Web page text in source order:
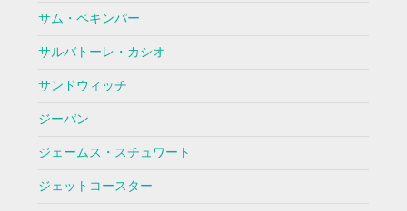
サム・ペキンパー
サルバトーレ・カシオ
サンドウィッチ
ジーパン
ジェームス・スチュワート
ジェットコースター